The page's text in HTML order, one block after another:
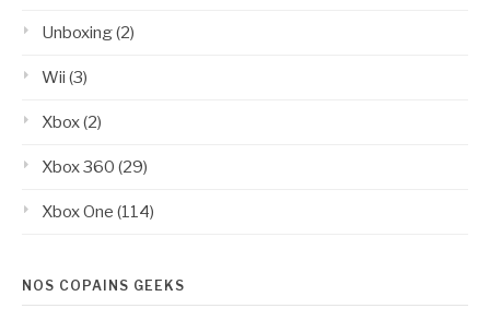
Unboxing(2)
Wii (3)
Xbox(2)
Xbox 360 (29)
Xbox One (114)
NOS COPAINS GEEKS